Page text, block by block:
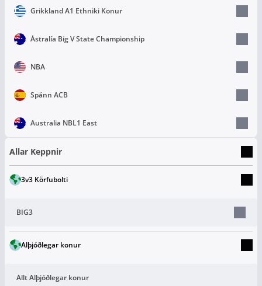
Grikkland A1 Ethniki Konur
Ástralía Big V State Championship
NBA
Spánn ACB
Australia NBL1 East
Allar Keppnir
3v3 Körfubolti
BIG3
Alþjóðlegar konur
Allt Alþjóðlegar konur